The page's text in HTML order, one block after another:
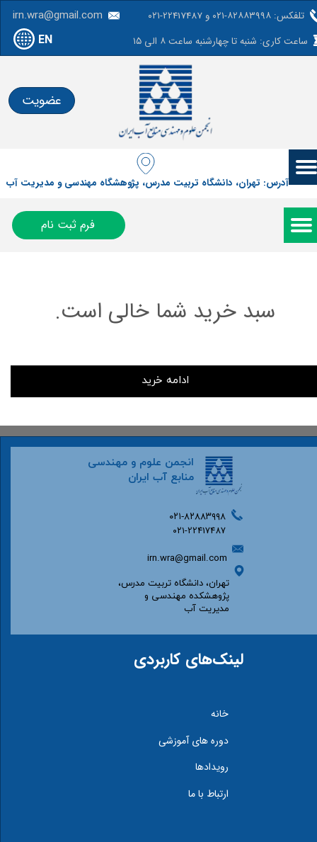
irn.wra@gmail.com
تلفکس: ۸۲۸۸۳۹۹۸-۰۲۱ و 22417487-۰۲۱
ساعت کاری: شنبه تا چهارشنبه ساعت ۸ الی ۱۵
EN
عضویت
آدرس: تهران، دانشگاه تربیت مدرس، پژوهشگاه مهندسی و مدیریت آب
فرم ثبت نام
سبد خرید شما خالی است.
ادامه خرید
انجمن علوم و مهندسی
منابع آب ایران
۰۲۱-۸۲۸۸۳۹۹۸
۰۲۱-22417487
irn.wra@gmail.com
تهران، دانشگاه تربیت مدرس،
پژوهشکده مهندسی و
مدیریت آب​​​​​​​
لینک‌های کاربردی
خانه
دوره های آموزشی
رویدادها
ارتباط با ما